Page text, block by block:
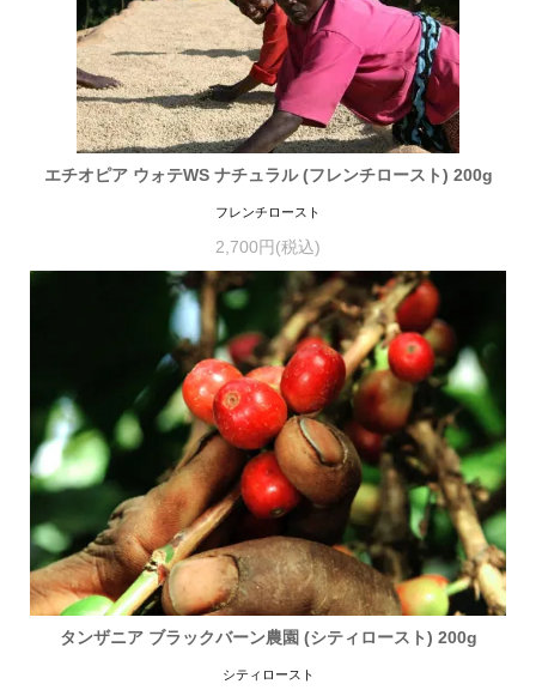
エチオピア ウォテWS ナチュラル (フレンチロースト) 200g
フレンチロースト
2,700円(税込)
タンザニア ブラックバーン農園 (シティロースト) 200g
シティロースト